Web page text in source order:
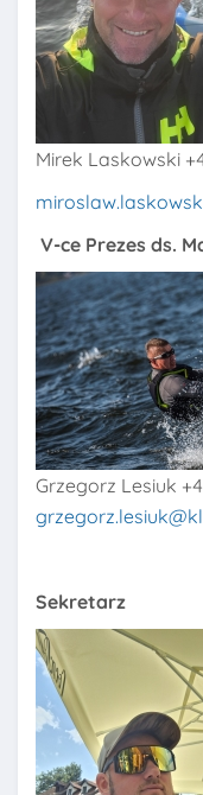
Mirek Laskowski
V-ce Prezes ds.
Grzegorz Lesiuk
Sekretarz